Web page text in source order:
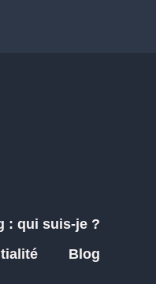
: qui suis-je ?
Blog